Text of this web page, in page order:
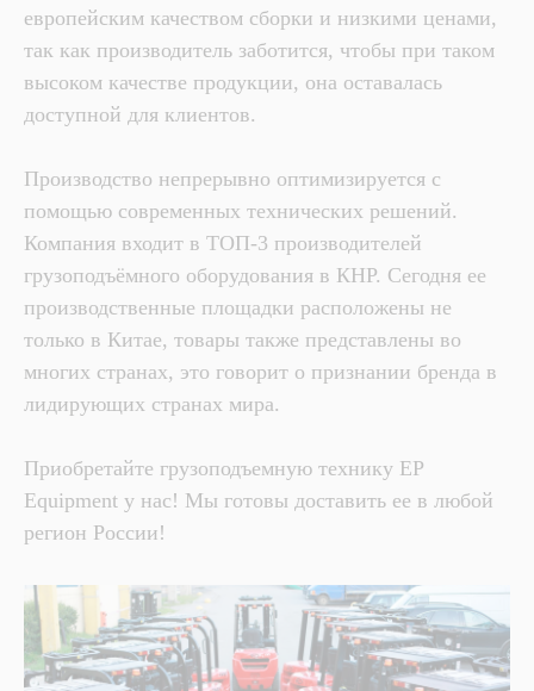
европейским качеством сборки и низкими ценами,
так как производитель заботится, чтобы при таком
высоком качестве продукции, она оставалась
доступной для клиентов.
Производство непрерывно оптимизируется с
помощью современных технических решений.
Компания входит в ТОП-3 производителей
грузоподъёмного оборудования в КНР. Сегодня ее
производственные площадки расположены не
только в Китае, товары также представлены во
многих странах, это говорит о признании бренда в
лидирующих странах мира.
Приобретайте грузоподъемную технику EP
Equipment у нас! Мы готовы доставить ее в любой
регион России!